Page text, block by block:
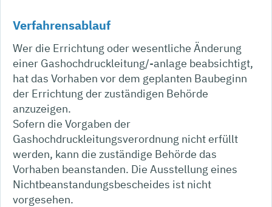
Verfahrensablauf
Wer die Errichtung oder wesentliche Änderung
einer Gashochdruckleitung/-anlage beabsichtigt,
hat das Vorhaben vor dem geplanten Baubeginn
der Errichtung der zuständigen Behörde
anzuzeigen.
Sofern die Vorgaben der
Gashochdruckleitungsverordnung nicht erfüllt
werden, kann die zuständige Behörde das
Vorhaben beanstanden. Die Ausstellung eines
Nichtbeanstandungsbescheides ist nicht
vorgesehen.